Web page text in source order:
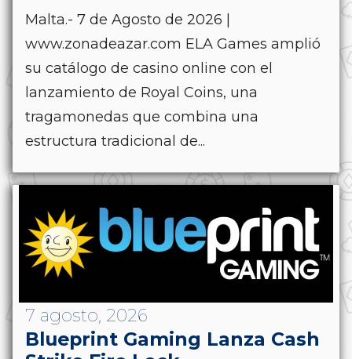
Malta.- 7 de Agosto de 2026 |
www.zonadeazar.com ELA Games amplió
su catálogo de casino online con el
lanzamiento de Royal Coins, una
tragamonedas que combina una
estructura tradicional de...
7 agosto, 2026
Blueprint Gaming Lanza Cash